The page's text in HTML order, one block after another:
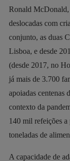
Ronald McDonald,
deslocadas com
conjunto, as duas
Lisboa, e desde
(desde 2017, no
já mais de 3.700
apoiadas centenas
contexto da
140 mil refeições a
toneladas de
A capacidade de